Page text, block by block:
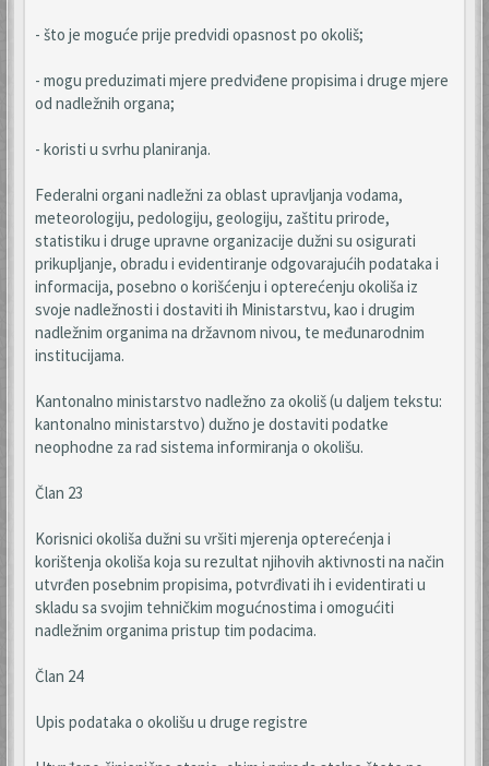
- što je moguće prije predvidi opasnost po okoliš;
- mogu preduzimati mjere predviđene propisima i druge mjere
od nadležnih organa;
- koristi u svrhu planiranja.
Federalni organi nadležni za oblast upravljanja vodama,
meteorologiju, pedologiju, geologiju, zaštitu prirode,
statistiku i druge upravne organizacije dužni su osigurati
prikupljanje, obradu i evidentiranje odgovarajućih podataka i
informacija, posebno o korišćenju i opterećenju okoliša iz
svoje nadležnosti i dostaviti ih Ministarstvu, kao i drugim
nadležnim organima na državnom nivou, te međunarodnim
institucijama.
Kantonalno ministarstvo nadležno za okoliš (u daljem tekstu:
kantonalno ministarstvo) dužno je dostaviti podatke
neophodne za rad sistema informiranja o okolišu.
Član 23
Korisnici okoliša dužni su vršiti mjerenja opterećenja i
korištenja okoliša koja su rezultat njihovih aktivnosti na način
utvrđen posebnim propisima, potvrđivati ih i evidentirati u
skladu sa svojim tehničkim mogućnostima i omogućiti
nadležnim organima pristup tim podacima.
Član 24
Upis podataka o okolišu u druge registre